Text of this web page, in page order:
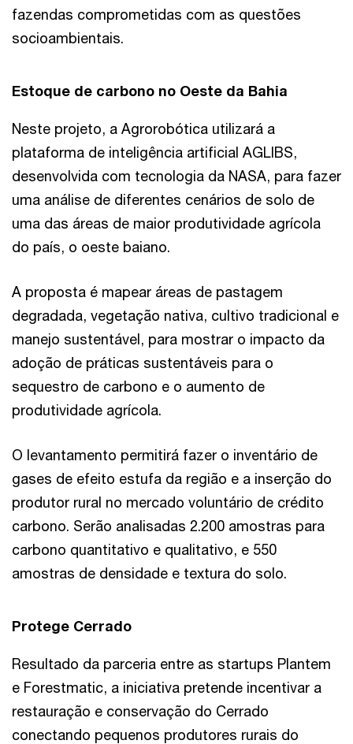
fazendas comprometidas com as questões
socioambientais.
Estoque de carbono no Oeste da Bahia
Neste projeto, a Agrorobótica utilizará a
plataforma de inteligência artificial AGLIBS,
desenvolvida com tecnologia da NASA, para fazer
uma análise de diferentes cenários de solo de
uma das áreas de maior produtividade agrícola
do país, o oeste baiano.
A proposta é mapear áreas de pastagem
degradada, vegetação nativa, cultivo tradicional e
manejo sustentável, para mostrar o impacto da
adoção de práticas sustentáveis para o
sequestro de carbono e o aumento de
produtividade agrícola.
O levantamento permitirá fazer o inventário de
gases de efeito estufa da região e a inserção do
produtor rural no mercado voluntário de crédito
carbono. Serão analisadas 2.200 amostras para
carbono quantitativo e qualitativo, e 550
amostras de densidade e textura do solo.
Protege Cerrado
Resultado da parceria entre as startups Plantem
e Forestmatic, a iniciativa pretende incentivar a
restauração e conservação do Cerrado
conectando pequenos produtores rurais do